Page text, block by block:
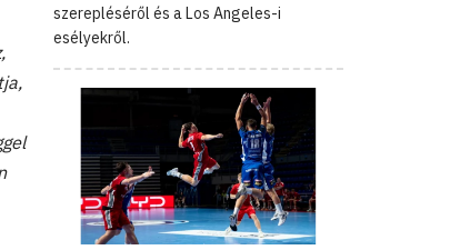
szerepléséről és a Los Angeles-i
esélyekről.